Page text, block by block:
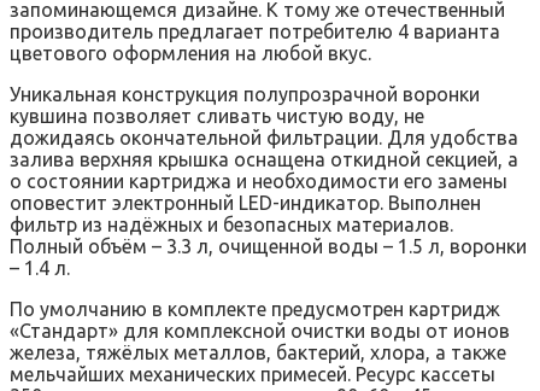
запоминающемся дизайне. К тому же отечественный
производитель предлагает потребителю 4 варианта
цветового оформления на любой вкус.
Уникальная конструкция полупрозрачной воронки
кувшина позволяет сливать чистую воду, не
дожидаясь окончательной фильтрации. Для удобства
залива верхняя крышка оснащена откидной секцией, а
о состоянии картриджа и необходимости его замены
оповестит электронный LED-индикатор. Выполнен
фильтр из надёжных и безопасных материалов.
Полный объём – 3.3 л, очищенной воды – 1.5 л, воронки
– 1.4 л.
По умолчанию в комплекте предусмотрен картридж
«Стандарт» для комплексной очистки воды от ионов
железа, тяжёлых металлов, бактерий, хлора, а также
мельчайших механических примесей. Ресурс кассеты